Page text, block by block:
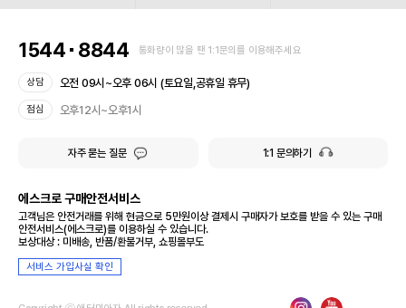
1544 8844 통화량이 많을 땐 1:1문의를 이용해주세요
상담 오전 09시~오후 06시 (토요일,공휴일 휴무)
점심 오후12시~오후1시
자주 묻는 질문 1:1 문의하기
에스크로 구매안전서비스
고객님은 안전거래를 위해 현금으로 5만원이상 결제시 구매자가 보호를 받을 수 있는 구매
안전서비스(에스크로)를 이용하실 수 있습니다.
보상대상 : 미배송, 반품/환불거부, 쇼핑몰부도
서비스 가입사실 확인